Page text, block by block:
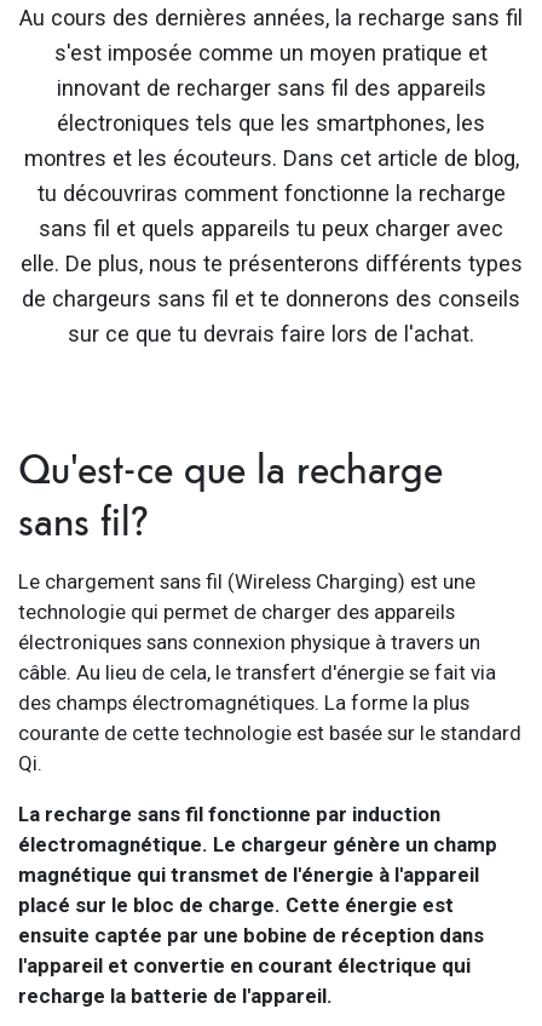
Au cours des dernières années, la recharge sans fil
s'est imposée comme un moyen pratique et
innovant de recharger sans fil des appareils
électroniques tels que les smartphones, les
montres et les écouteurs. Dans cet article de blog,
tu découvriras comment fonctionne la recharge
sans fil et quels appareils tu peux charger avec
elle. De plus, nous te présenterons différents types
de chargeurs sans fil et te donnerons des conseils
sur ce que tu devrais faire lors de l'achat.
Qu'est-ce que la recharge
sans fil?
Le chargement sans fil (Wireless Charging) est une
technologie qui permet de charger des appareils
électroniques sans connexion physique à travers un
câble. Au lieu de cela, le transfert d'énergie se fait via
des champs électromagnétiques. La forme la plus
courante de cette technologie est basée sur le standard
Qi.
La recharge sans fil fonctionne par induction
électromagnétique. Le chargeur génère un champ
magnétique qui transmet de l'énergie à l'appareil
placé sur le bloc de charge. Cette énergie est
ensuite captée par une bobine de réception dans
l'appareil et convertie en courant électrique qui
recharge la batterie de l'appareil.